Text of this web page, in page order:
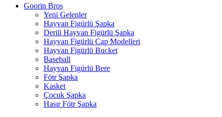
Goorin Bros
Yeni Gelenler
Hayvan Figürlü Şapka
Derili Hayvan Figürlü Şapka
Hayvan Figürlü Cap Modelleri
Hayvan Figürlü Bucket
Baseball
Hayvan Figürlü Bere
Fötr Şapka
Kasket
Çocuk Şapka
Hasır Fötr Şapka